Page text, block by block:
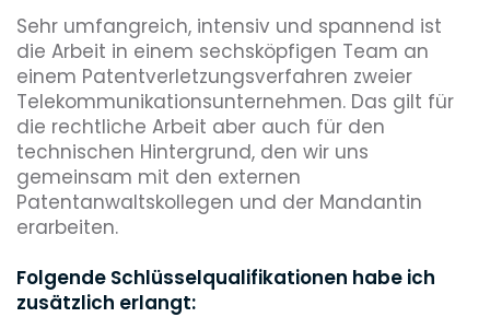
Sehr umfangreich, intensiv und spannend ist
die Arbeit in einem sechsköpfigen Team an
einem Patentverletzungsverfahren zweier
Telekommunikationsunternehmen. Das gilt für
die rechtliche Arbeit aber auch für den
technischen Hintergrund, den wir uns
gemeinsam mit den externen
Patentanwaltskollegen und der Mandantin
erarbeiten.
Folgende Schlüsselqualifikationen habe ich
zusätzlich erlangt: